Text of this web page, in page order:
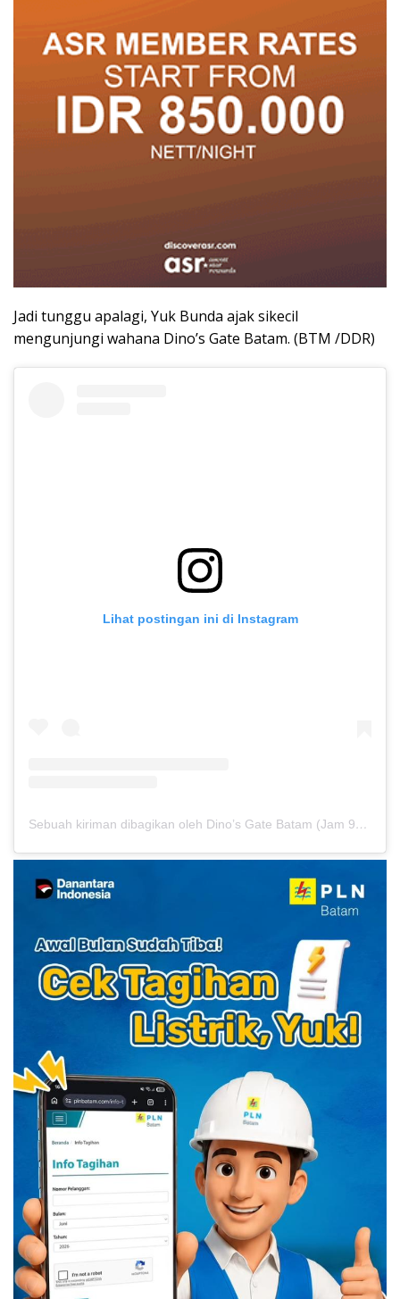
Jadi tunggu apalagi, Yuk Bunda ajak sikecil
mengunjungi wahana Dino’s Gate Batam. (BTM /DDR)
Lihat postingan ini di Instagram
Sebuah kiriman dibagikan oleh Dino’s Gate Batam (Jam 9-6pm ) (@goldencitybatam)